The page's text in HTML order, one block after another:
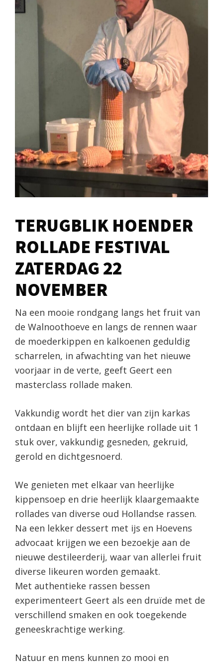
TERUGBLIK HOENDER
ROLLADE FESTIVAL
ZATERDAG 22
NOVEMBER
Na een mooie rondgang langs het fruit van
de Walnoothoeve en langs de rennen waar
de moederkippen en kalkoenen geduldig
scharrelen, in afwachting van het nieuwe
voorjaar in de verte, geeft Geert een
masterclass rollade maken.
Vakkundig wordt het dier van zijn karkas
ontdaan en blijft een heerlijke rollade uit 1
stuk over, vakkundig gesneden, gekruid,
gerold en dichtgesnoerd.
We genieten met elkaar van heerlijke
kippensoep en drie heerlijk klaargemaakte
rollades van diverse oud Hollandse rassen.
Na een lekker dessert met ijs en Hoevens
advocaat krijgen we een bezoekje aan de
nieuwe destileerderij, waar van allerlei fruit
diverse likeuren worden gemaakt.
Met authentieke rassen bessen
experimenteert Geert als een druïde met de
verschillend smaken en ook toegekende
geneeskrachtige werking.
Natuur en mens kunnen zo mooi en